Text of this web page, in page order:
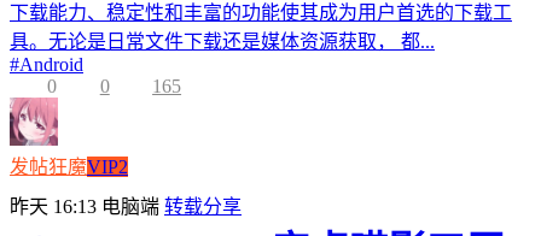
下载能力、稳定性和丰富的功能使其成为用户首选的下载工
具。无论是日常文件下载还是媒体资源获取， 都...
#Android
0
0 165
发帖狂魔VIP2
昨天 16:13 电脑端 转载分享